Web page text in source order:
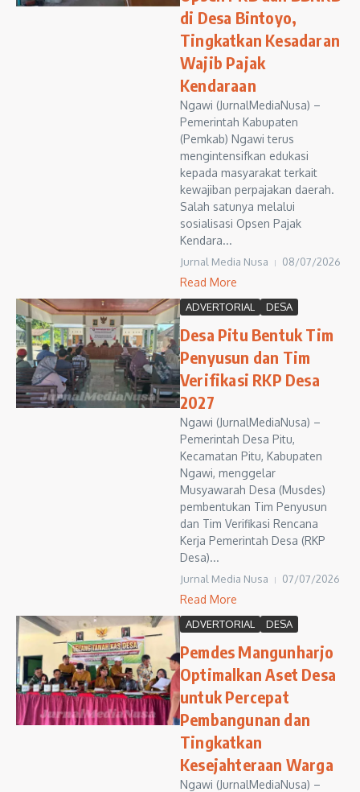
di Desa Bintoyo,
Tingkatkan Kesadaran
Wajib Pajak
Kendaraan
Ngawi (JurnalMediaNusa) –
Pemerintah Kabupaten
(Pemkab) Ngawi terus
mengintensifkan edukasi
kepada masyarakat terkait
kewajiban perpajakan daerah.
Salah satunya melalui
sosialisasi Opsen Pajak
Kendara...
Jurnal Media Nusa 08/07/2026
Read More
ADVERTORIAL DESA
Desa Pitu Bentuk Tim
Penyusun dan Tim
Verifikasi RKP Desa
2027
Ngawi (JurnalMediaNusa) –
Pemerintah Desa Pitu,
Kecamatan Pitu, Kabupaten
Ngawi, menggelar
Musyawarah Desa (Musdes)
pembentukan Tim Penyusun
dan Tim Verifikasi Rencana
Kerja Pemerintah Desa (RKP
Desa)...
Jurnal Media Nusa 07/07/2026
Read More
ADVERTORIAL DESA
Pemdes Mangunharjo
Optimalkan Aset Desa
untuk Percepat
Pembangunan dan
Tingkatkan
Kesejahteraan Warga
Ngawi (JurnalMediaNusa) –